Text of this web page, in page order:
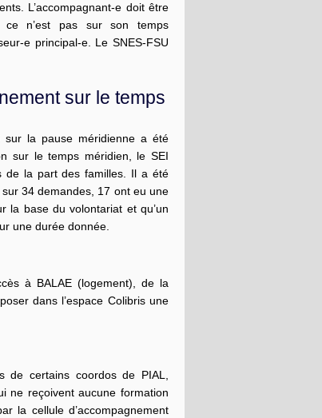
L’accompagnant-e doit être
ce n’est pas sur son temps
e principal-e. Le SNES-FSU
sur le temps
sur la pause méridienne a été
sur le temps méridien, le SEI
de la part des familles. Il a été
34 demandes, 17 ont eu une
la base du volontariat et qu’un
une durée donnée.
à BALAE (logement), de la
dans l’espace Colibris une
de certains coordos de PIAL,
ne reçoivent aucune formation
la cellule d’accompagnement